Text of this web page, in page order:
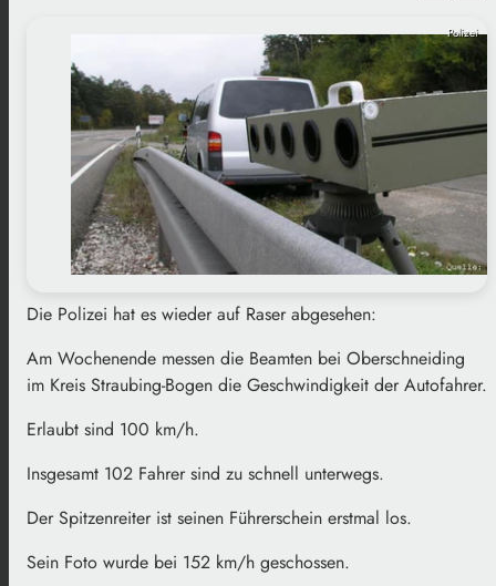
Polizei
Die Polizei hat es wieder auf Raser abgesehen:
Am Wochenende messen die Beamten bei Oberschneiding
im Kreis Straubing-Bogen die Geschwindigkeit der Autofahrer.
Erlaubt sind 100 km/h.
Insgesamt 102 Fahrer sind zu schnell unterwegs.
Der Spitzenreiter ist seinen Führerschein erstmal los.
Sein Foto wurde bei 152 km/h geschossen.